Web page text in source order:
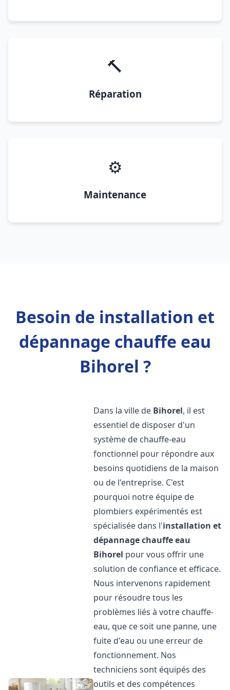
🔨
Réparation
⚙️
Maintenance
Besoin de installation et
dépannage chauffe eau
Bihorel ?
Dans la ville de Bihorel, il est
essentiel de disposer d'un
système de chauffe-eau
fonctionnel pour répondre aux
besoins quotidiens de la maison
ou de l'entreprise. C'est
pourquoi notre équipe de
plombiers expérimentés est
spécialisée dans l'installation et
dépannage chauffe eau
Bihorel pour vous offrir une
solution de confiance et efficace.
Nous intervenons rapidement
pour résoudre tous les
problèmes liés à votre chauffe-
eau, que ce soit une panne, une
fuite d'eau ou une erreur de
fonctionnement. Nos
techniciens sont équipés des
outils et des compétences